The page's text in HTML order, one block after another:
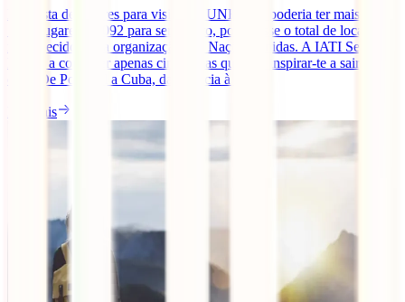
Esta lista de lugares para visitar da UNESCO poderia ter mais de
1000 lugares – 1092 para ser exacto, pois é esse o total de locais
reconhecidos pela organização das Nações Unidas. A IATI Seguros
leva-te a conhecer apenas cinco, mas que vão inspirar-te a sair de
casa. De Portugal a Cuba, da Croácia à [...]
Ler mais